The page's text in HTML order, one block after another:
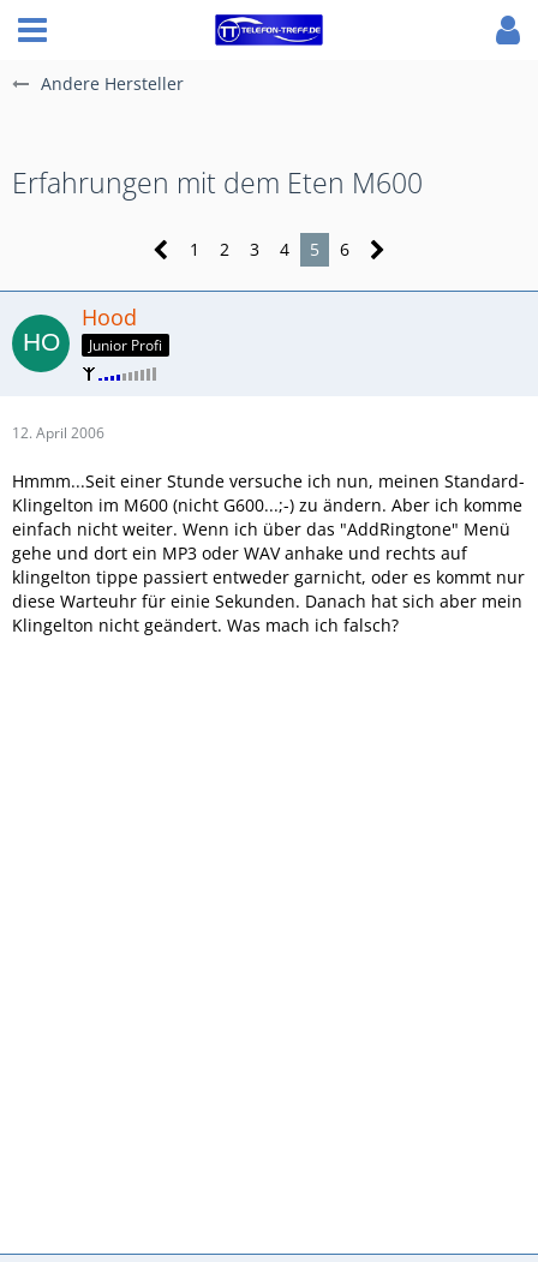
Andere Hersteller
Erfahrungen mit dem Eten M600
1 2 3 4 5 6
Hood
Junior Profi
12. April 2006
Hmmm...Seit einer Stunde versuche ich nun, meinen Standard-
Klingelton im M600 (nicht G600...;-) zu ändern. Aber ich komme
einfach nicht weiter. Wenn ich über das "AddRingtone" Menü
gehe und dort ein MP3 oder WAV anhake und rechts auf
klingelton tippe passiert entweder garnicht, oder es kommt nur
diese Warteuhr für einie Sekunden. Danach hat sich aber mein
Klingelton nicht geändert. Was mach ich falsch?